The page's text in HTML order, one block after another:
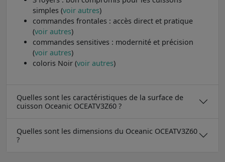
simples (voir autres)
commandes frontales : accès direct et pratique
(voir autres)
commandes sensitives : modernité et précision
(voir autres)
coloris Noir (voir autres)
Quelles sont les caractéristiques de la surface de
cuisson Oceanic OCEATV3Z60 ?
Quelles sont les dimensions du Oceanic OCEATV3Z60
?